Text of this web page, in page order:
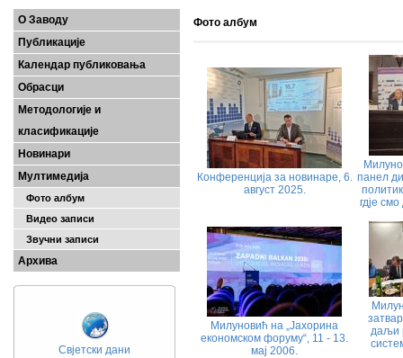
О Заводу
Публикације
Календар публиковања
Обрасци
Методологије и
класификације
Новинари
Мултимедија
Фото албум
Видео записи
Звучни записи
Архива
Свјетски дани
Фото албум
Конференција за новинаре, 6.
август 2025.
панел
гдје
Милуновић на „Јахорина
економском форуму“, 11 - 13.
мај 2006.
даљи